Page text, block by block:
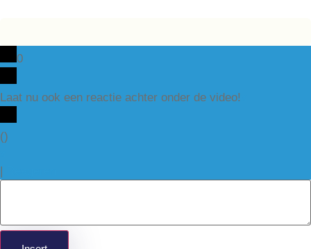
0
Laat nu ook een reactie achter onder de video!
()